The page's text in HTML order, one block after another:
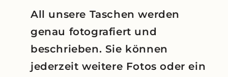
All unsere Taschen werden
genau fotografiert und
beschrieben. Sie können
jederzeit weitere Fotos oder ein